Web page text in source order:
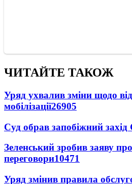
ЧИТАЙТЕ ТАКОЖ
Уряд ухвалив зміни щодо
мобілізації26905
Суд обрав запобіжний
Зеленський зробив заяву
переговори10471
Уряд змінив правила